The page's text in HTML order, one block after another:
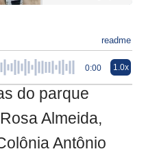
readme
0:00 1.0x
do parque
Almeida,
Antônio